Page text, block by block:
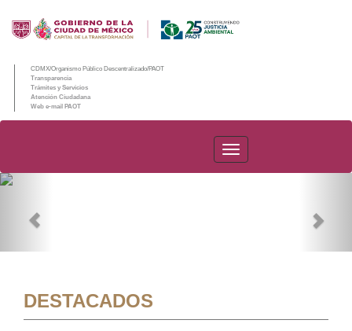
CDMX/Organismo Público Descentralizado/PAOT
Transparencia
Trámites y Servicios
Atención Ciudadana
Web e-mail PAOT
PAOT
DESTACADOS